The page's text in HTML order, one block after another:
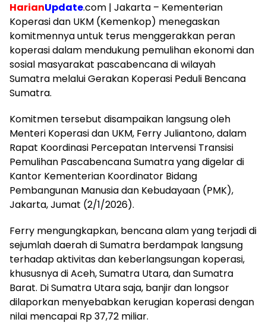
HarianUpdate.com | Jakarta – Kementerian
Koperasi dan UKM (Kemenkop) menegaskan
komitmennya untuk terus menggerakkan peran
koperasi dalam mendukung pemulihan ekonomi dan
sosial masyarakat pascabencana di wilayah
Sumatra melalui Gerakan Koperasi Peduli Bencana
Sumatra.
Komitmen tersebut disampaikan langsung oleh
Menteri Koperasi dan UKM, Ferry Juliantono, dalam
Rapat Koordinasi Percepatan Intervensi Transisi
Pemulihan Pascabencana Sumatra yang digelar di
Kantor Kementerian Koordinator Bidang
Pembangunan Manusia dan Kebudayaan (PMK),
Jakarta, Jumat (2/1/2026).
Ferry mengungkapkan, bencana alam yang terjadi di
sejumlah daerah di Sumatra berdampak langsung
terhadap aktivitas dan keberlangsungan koperasi,
khususnya di Aceh, Sumatra Utara, dan Sumatra
Barat. Di Sumatra Utara saja, banjir dan longsor
dilaporkan menyebabkan kerugian koperasi dengan
nilai mencapai Rp 37,72 miliar.